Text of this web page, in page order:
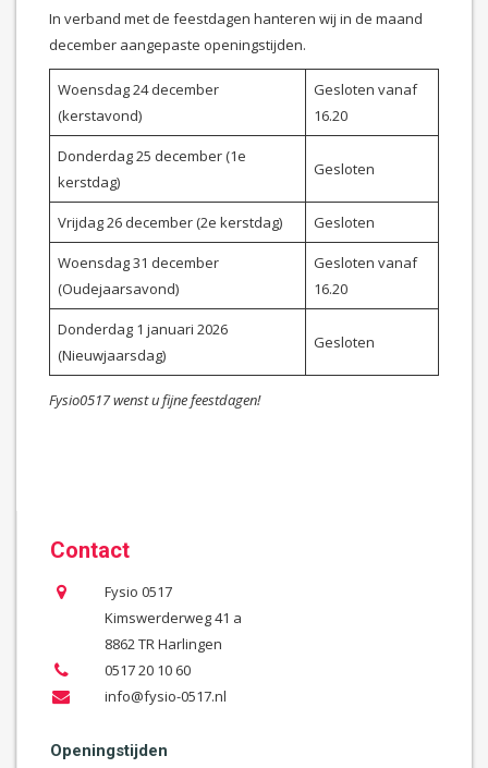
In verband met de feestdagen hanteren wij in de maand
december aangepaste openingstijden.
Woensdag 24 december
(kerstavond)
Gesloten vanaf
16.20
Donderdag 25 december (1e
kerstdag)
Gesloten
Vrijdag 26 december (2e kerstdag) Gesloten
Woensdag 31 december
(Oudejaarsavond)
Gesloten vanaf
16.20
Donderdag 1 januari 2026
(Nieuwjaarsdag)
Gesloten
Fysio0517 wenst u fijne feestdagen!
Contact
Fysio 0517
Kimswerderweg 41 a
8862 TR Harlingen
0517 20 10 60
info@fysio-0517.nl
Openingstijden